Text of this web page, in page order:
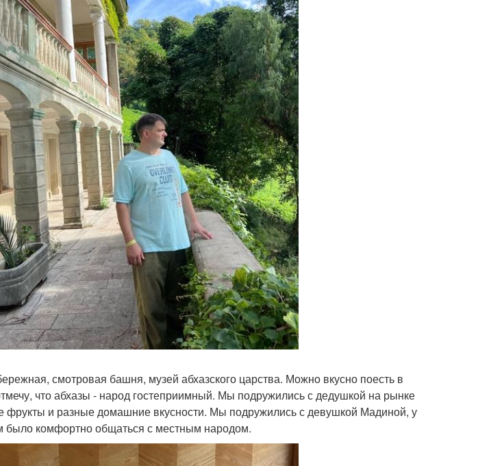
смотровая башня, музей абхазского царства. Можно вкусно поесть в
что абхазы - народ гостеприимный. Мы подружились с дедушкой на рынке
фрукты и разные домашние вкусности. Мы подружились с девушкой Мадиной, у
было комфортно общаться с местным народом.